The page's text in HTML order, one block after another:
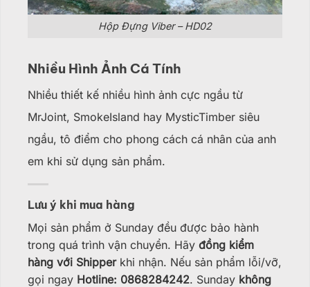
Hộp Đựng Viber – HD02
Nhiều Hình Ảnh Cá Tính
Nhiều thiết kế nhiều hình ảnh cực ngầu từ
MrJoint, SmokeIsland hay MysticTimber siêu
ngầu, tô điểm cho phong cách cá nhân của anh
em khi sử dụng sản phẩm.
Lưu ý khi mua hàng
Mọi sản phẩm ở Sunday đều được bảo hành
trong quá trình vận chuyển. Hãy đồng kiểm
hàng với Shipperkhi nhận. Nếu sản phẩm lỗi/vỡ,
gọi ngay Hotline: 0868284242. Sunday không